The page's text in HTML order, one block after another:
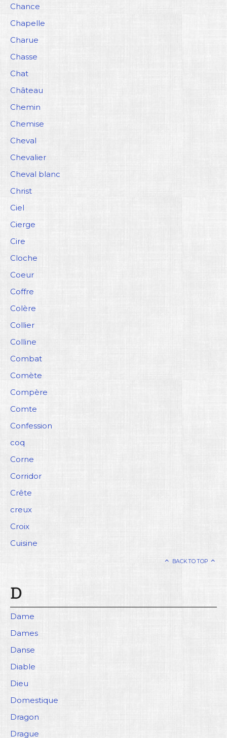
Chance
Chapelle
Charue
Chasse
Chat
Château
Chemin
Chemise
Cheval
Chevalier
Cheval blanc
Christ
Ciel
Cierge
Cire
Cloche
Coeur
Coffre
Colère
Collier
Colline
Combat
Comète
Compère
Comte
Confession
coq
Corne
Corridor
Crête
creux
Croix
Cuisine
BACK TO TOP
D
Dame
Dames
Danse
Diable
Dieu
Domestique
Dragon
Drague